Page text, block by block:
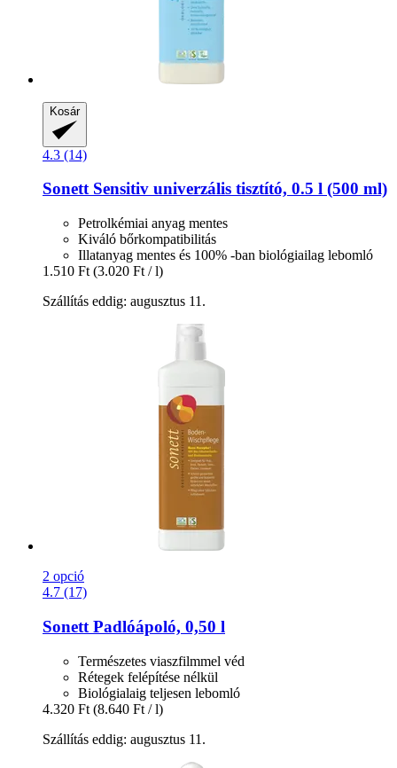
Kosár
4.3 (14)
SonettSensitiv univerzális tisztító, 0.5 l (500 ml)
Petrolkémiai anyag mentes
Kiváló bőrkompatibilitás
Illatanyag mentes és 100% -ban biológiailag lebomló
1.510 Ft (3.020 Ft / l)
Szállítás eddig: augusztus 11.
2 opció
4.7 (17)
Sonett Padlóápoló, 0,50 l
Természetes viaszfilmmel véd
Rétegek felépítése nélkül
Biológialaig teljesen lebomló
4.320 Ft (8.640 Ft / l)
Szállítás eddig: augusztus 11.